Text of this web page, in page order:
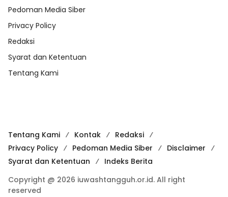
Pedoman Media Siber
Privacy Policy
Redaksi
Syarat dan Ketentuan
Tentang Kami
Tentang Kami Kontak
Redaksi
Privacy Policy
Pedoman Media Siber
Disclaimer
Syarat dan Ketentuan
Indeks Berita
Copyright @ 2026 iuwashtangguh.or.id. All right
reserved